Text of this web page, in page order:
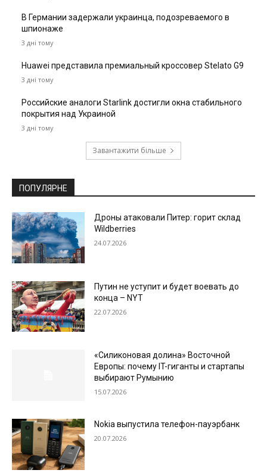
В Германии задержали украинца, подозреваемого в
шпионаже
3 дні тому
Huawei представила премиальный кроссовер Stelato G9
3 дні тому
Российские аналоги Starlink достигли окна стабильного
покрытия над Украиной
3 дні тому
Завантажити більше
ПОПУЛЯРНЕ
Дроны атаковали Питер: горит склад
Wildberries
24.07.2026
Путин не уступит и будет воевать до
конца – NYT
22.07.2026
«Силиконовая долина» Восточной
Европы: почему IT-гиганты и стартапы
выбирают Румынию
15.07.2026
Nokia выпустила телефон-пауэрбанк
20.07.2026